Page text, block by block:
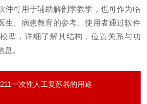
件可用于辅助解剖学教学，也可作为临
生、病患教育的参考。使用者通过软件
型，详细了解其结构，位置关系与功
。
一次性人工复苏器的用途